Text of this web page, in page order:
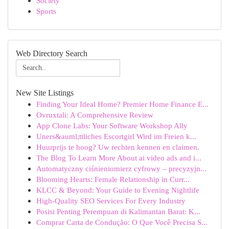
Sports
Web Directory Search
New Site Listings
Finding Your Ideal Home? Premier Home Finance E...
Ovruxtali: A Comprehensive Review
App Clone Labs: Your Software Workshop Ally
Uners&auml;ttliches Escortgirl Wird im Freien k...
Huurprijs te hoog? Uw rechten kennen en claimen.
The Blog To Learn More About ai video ads and i...
Automatyczny ciśnieniomierz cyfrowy – precyzyjn...
Blooming Hearts: Female Relationship in Curr...
KLCC & Beyond: Your Guide to Evening Nightlife
High-Quality SEO Services For Every Industry
Posisi Penting Perempuan di Kalimantan Barat: K...
Comprar Carta de Condução: O Que Você Precisa S...